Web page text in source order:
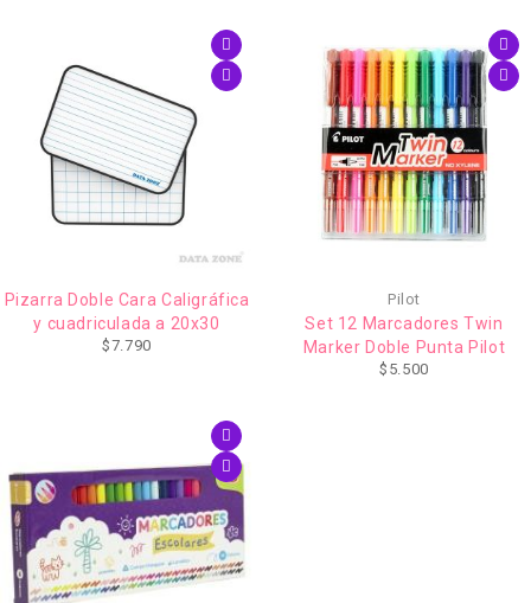
Pizarra Doble Cara Caligráfica
y cuadriculada a 20x30
$7.790
Pilot
Set 12 Marcadores Twin
Marker Doble Punta Pilot
$ 5.500